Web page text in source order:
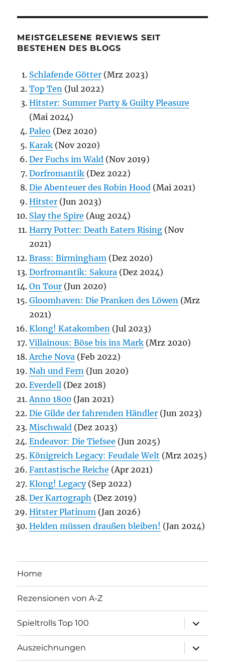
MEISTGELESENE REVIEWS SEIT
BESTEHEN DES BLOGS
Schlafende Götter (Mrz 2023)
Top Ten (Jul 2022)
Hitster: Summer Party & Guilty Pleasure
(Mai 2024)
Paleo (Dez 2020)
Karak (Nov 2020)
Der Fuchs im Wald (Nov 2019)
Dorfromantik (Dez 2022)
Die Abenteuer des Robin Hood (Mai 2021)
Hitster (Jun 2023)
Slay the Spire (Aug 2024)
Harry Potter: Death Eaters Rising (Nov
2021)
Brass: Birmingham (Dez 2020)
Dorfromantik: Sakura (Dez 2024)
On Tour (Jun 2020)
Gloomhaven: Die Pranken des Löwen (Mrz
2021)
Klong! Katakomben (Jul 2023)
Villainous: Böse bis ins Mark (Mrz 2020)
Arche Nova (Feb 2022)
Nah und Fern (Jun 2020)
Everdell (Dez 2018)
Anno 1800 (Jan 2021)
Die Gilde der fahrenden Händler (Jun 2023)
Mischwald (Dez 2023)
Endeavor: Die Tiefsee (Jun 2025)
Königreich Legacy: Feudale Welt (Mrz 2025)
Fantastische Reiche (Apr 2021)
Klong! Legacy(Sep 2022)
Der Kartograph (Dez 2019)
Hitster Platinum (Jan 2026)
Helden müssen draußen bleiben! (Jan 2024)
Home
Rezensionen von A-Z
Spieltrolls Top 100
öffnen
Auszeichnungen
öffnen